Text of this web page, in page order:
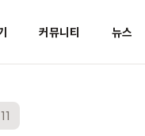
커뮤니티 뉴스
11